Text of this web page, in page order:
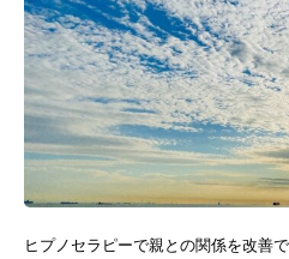
ヒプノセラピーで親との関係を改善